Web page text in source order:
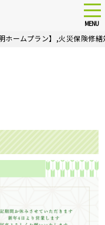
MENU
ホームプラン】,火災保険修繕